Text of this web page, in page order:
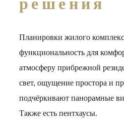
Планировки жилого
функциональность для
атмосферу прибрежной
свет, ощущение простора и
подчёркивают панорамные
Также есть пентхаусы.